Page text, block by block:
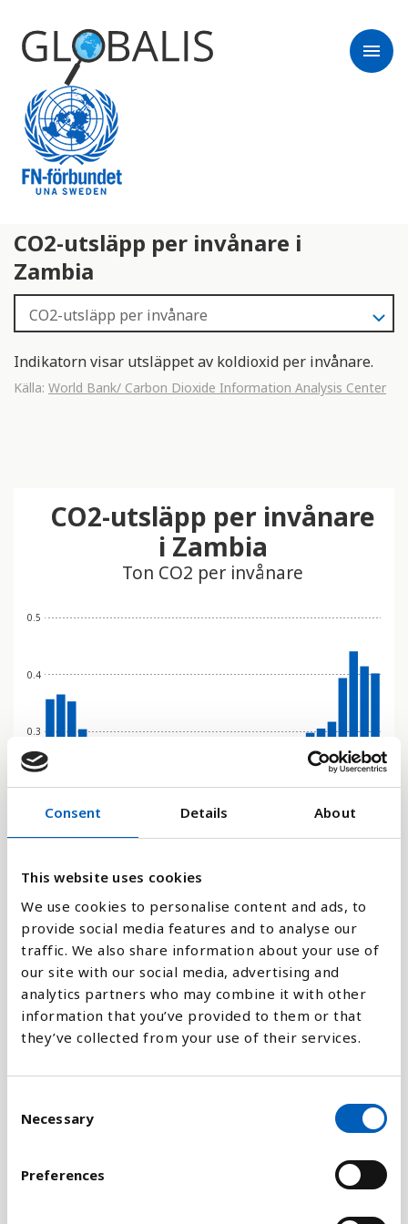
Consent Details About
This website uses cookies
We use cookies to personalise content and ads, to
provide social media features and to analyse our
traffic. We also share information about your use of
our site with our social media, advertising and
analytics partners who may combine it with other
information that you’ve provided to them or that
they’ve collected from your use of their services.
Necessary
Preferences
menu
CO2-utsläpp per invånare i
Zambia
Indikatorn visar utsläppet av koldioxid per invånare.
Källa: World Bank/ Carbon Dioxide Information Analysis Center
0
0.2
0.3
0.4
0.5
1990 1992 1994 1996 1998 2000 2002 2004 2006 2008 2010 2012 2014 2016 2018
CO2-utsläpp per invånare
i Zambia
Ton CO2 per invånare
Stapeldiagram
Linje
Platt
Jämför med: